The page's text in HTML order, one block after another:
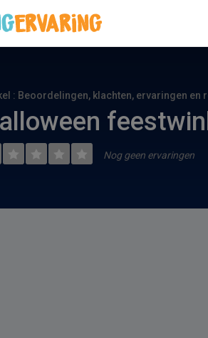
: Beoordelingen, klachten, ervaringen en
Nog geen ervaringen